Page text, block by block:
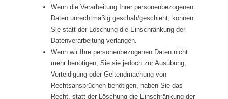
Wenn die Verarbeitung Ihrer personenbezogenen
Daten unrechtmäßig geschah/geschieht, können
Sie statt der Löschung die Einschränkung der
Datenverarbeitung verlangen.
Wenn wir Ihre personenbezogenen Daten nicht
mehr benötigen, Sie sie jedoch zur Ausübung,
Verteidigung oder Geltendmachung von
Rechtsansprüchen benötigen, haben Sie das
Recht, statt der Löschung die Einschränkung der